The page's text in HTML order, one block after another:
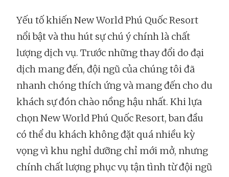
Yếu tố khiến New World Phú Quốc Resort
nổi bật và thu hút sự chú ý chính là chất
lượng dịch vụ. Trước những thay đổi do đại
dịch mang đến, đội ngũ của chúng tôi đã
nhanh chóng thích ứng và mang đến cho du
khách sự đón chào nồng hậu nhất. Khi lựa
chọn New World Phú Quốc Resort, ban đầu
có thể du khách không đặt quá nhiều kỳ
vọng vì khu nghỉ dưỡng chỉ mới mở, nhưng
chính chất lượng phục vụ tận tình từ đội ngũ